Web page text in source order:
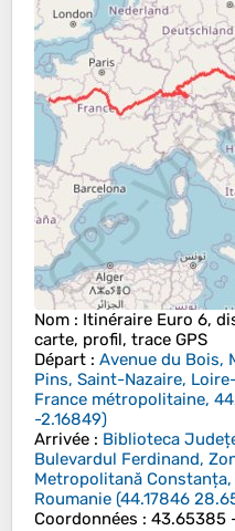
Nom : Itinéraire Euro 6,
carte, profil, trace GPS
Départ : Avenue du Bois,
Pins, Saint-Nazaire,
France métropolitaine,
-2.16849)
Arrivée : Biblioteca
Bulevardul Ferdinand,
Metropolitană
Roumanie (44.17846
Coordonnées : 43.65385